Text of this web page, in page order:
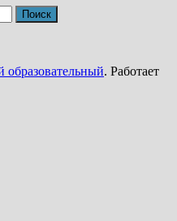
образовательный. Работает